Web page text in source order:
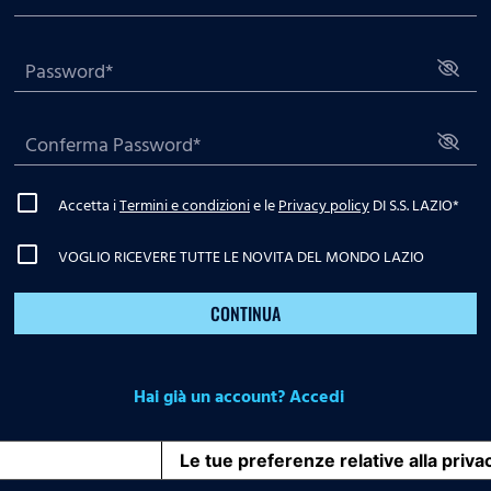
Accetta iTermini e condizionie lePrivacy policyDI S.S. LAZIO*
VOGLIO RICEVERE TUTTE LE NOVITA DEL MONDO LAZIO
CONTINUA
Hai già un account? Accedi
Le tue preferenze relative alla